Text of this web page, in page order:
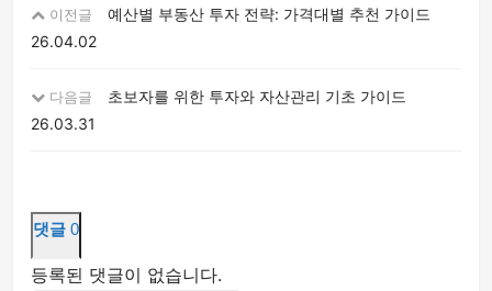
이전글
예산별 부동산 투자 전략: 가격대별 추천 가이드
26.04.02
다음글
초보자를 위한 투자와 자산관리 기초 가이드
26.03.31
댓글 0
등록된 댓글이 없습니다.